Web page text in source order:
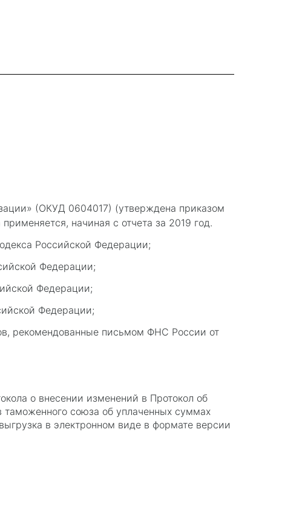
(ОКУД 0604017) (утверждена приказом
начиная с отчета за 2019 год.
Российской Федерации;
Федерации;
Федерации;
Федерации;
рекомендованные письмом ФНС России от
о внесении изменений в Протокол об
союза об уплаченных суммах
в электронном виде в формате версии